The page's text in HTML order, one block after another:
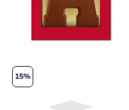
15%